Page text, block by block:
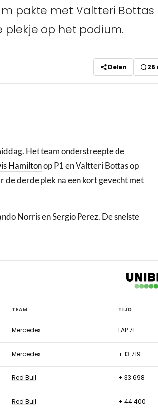
pakte met Valtteri Bottas
op het podium.
Delen 26
Het team onderstreepte de
Hamiltonop P1 en Valtteri Bottas op
de derde plek na een kort gevecht met
Norris en Sergio Perez. De snelste
TEAM TIJD
Mercedes LAP 71
Mercedes + 13.719
Red Bull + 33.698
Red Bull + 44.400